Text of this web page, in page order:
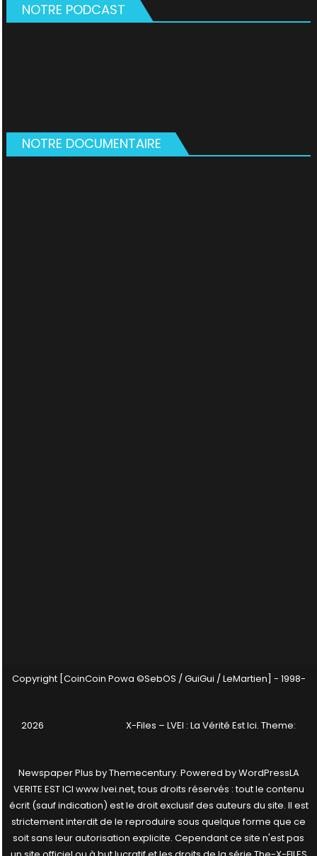
NOTRE PODCAST
NOTRE DOCUMENTAIRE
Copyright [CoinCoin Powa ©SebOS / GuiGui / LeMartien] - 1998-
2026 X-Files – LVEI : La Vérité Est Ici. Theme:
Newspaper Plus byThemecentury. Powered byWordPressLA
VERITE EST ICI www.lvei.net, tous droits réservés : tout le contenu
écrit (sauf indication) est le droit exclusif des auteurs du site. Il est
strictement interdit de le reproduire sous quelque forme que ce
soit sans leur autorisation explicite. Cependant ce site n'est pas